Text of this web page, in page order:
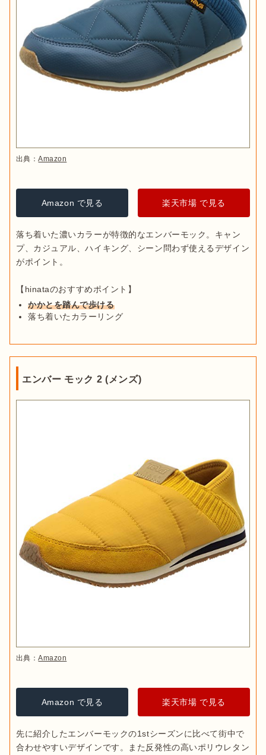
出典：Amazon
Amazon で見る 楽天市場 で見る
落ち着いた濃いカラーが特徴的なエンバーモック。キャン
プ、カジュアル、ハイキング、シーン問わず使えるデザイン
がポイント。
かかとを踏んで歩ける
落ち着いたカラーリング
エンバー モック 2 (メンズ)
出典：Amazon
Amazon で見る 楽天市場 で見る
先に紹介したエンバーモックの1stシーズンに比べて街中で
合わせやすいデザインです。また反発性の高いポリウレタン